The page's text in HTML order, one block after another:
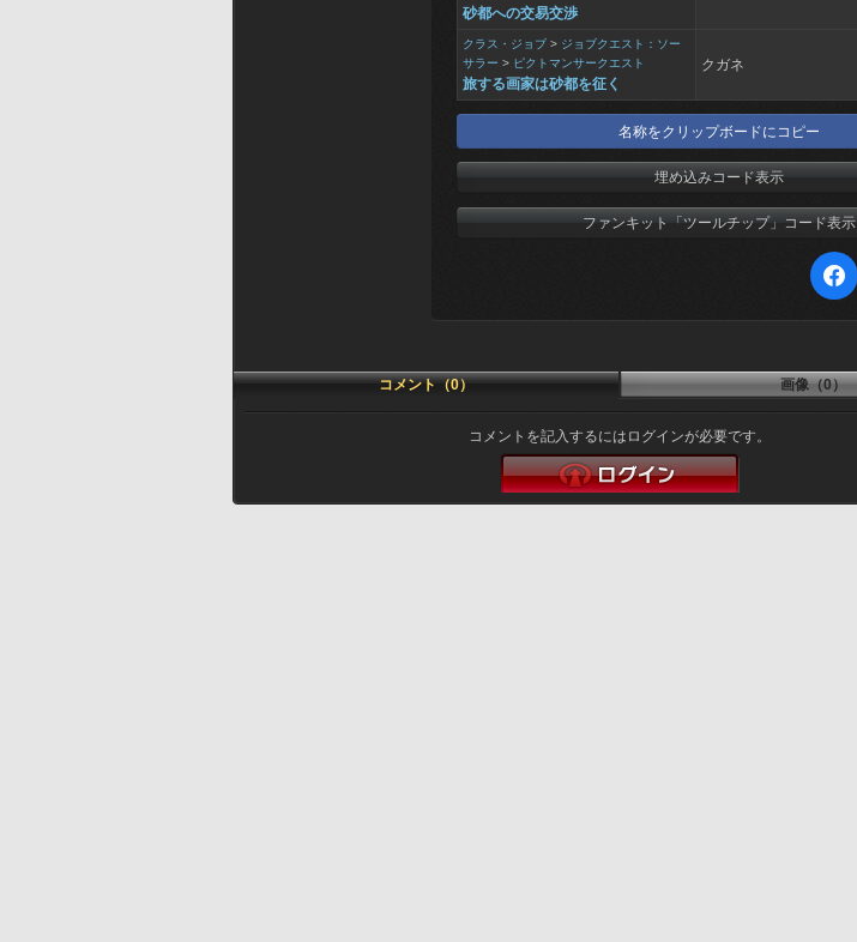
砂都への交易交渉
クラス・ジョブ > ジョブクエスト：ソー
サラー > ピクトマンサークエスト
旅する画家は砂都を征く
クガネ
名称をクリップボードにコピー
埋め込みコード表示
ファンキット「ツールチップ」コード表示
コメント（0） 画像（0）
コメントを記入するにはログインが必要です。